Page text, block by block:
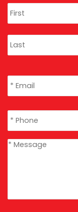
Email *
Phone *
message